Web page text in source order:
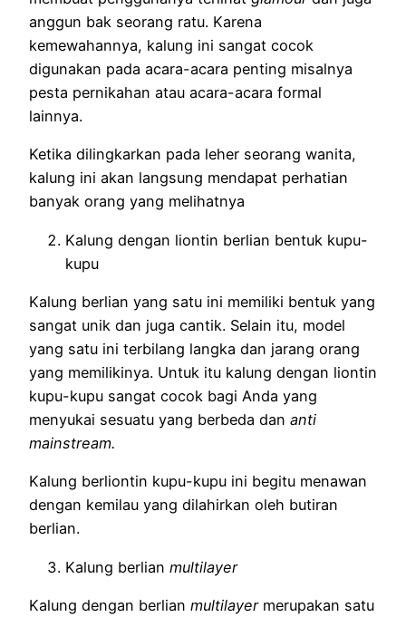
anggun bak seorang ratu. Karena
kemewahannya, kalung ini sangat cocok
digunakan pada acara-acara penting misalnya
pesta pernikahan atau acara-acara formal
lainnya.
Ketika dilingkarkan pada leher seorang wanita,
kalung ini akan langsung mendapat perhatian
banyak orang yang melihatnya
Kalung dengan liontin berlian bentuk kupu-
kupu
Kalung berlian yang satu ini memiliki bentuk yang
sangat unik dan juga cantik. Selain itu, model
yang satu ini terbilang langka dan jarang orang
yang memilikinya. Untuk itu kalung dengan liontin
kupu-kupu sangat cocok bagi Anda yang
menyukai sesuatu yang berbeda dan anti
mainstream.
Kalung berliontin kupu-kupu ini begitu menawan
dengan kemilau yang dilahirkan oleh butiran
berlian.
Kalung berlian multilayer
Kalung dengan berlian multilayermerupakan satu